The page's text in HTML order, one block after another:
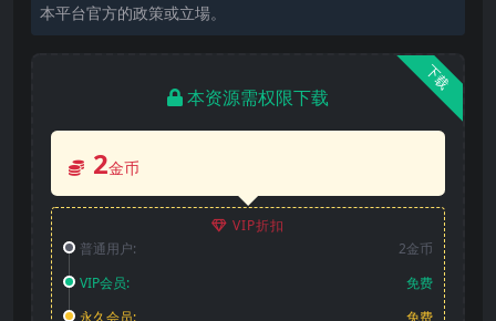
本平台官方的政策或立場。
下载
本资源需权限下载
2金币
VIP折扣
普通用户:
2金币
VIP会员:
免费
永久会员:
免费